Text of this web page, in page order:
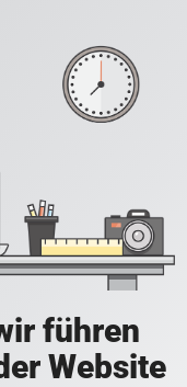
führen
Website